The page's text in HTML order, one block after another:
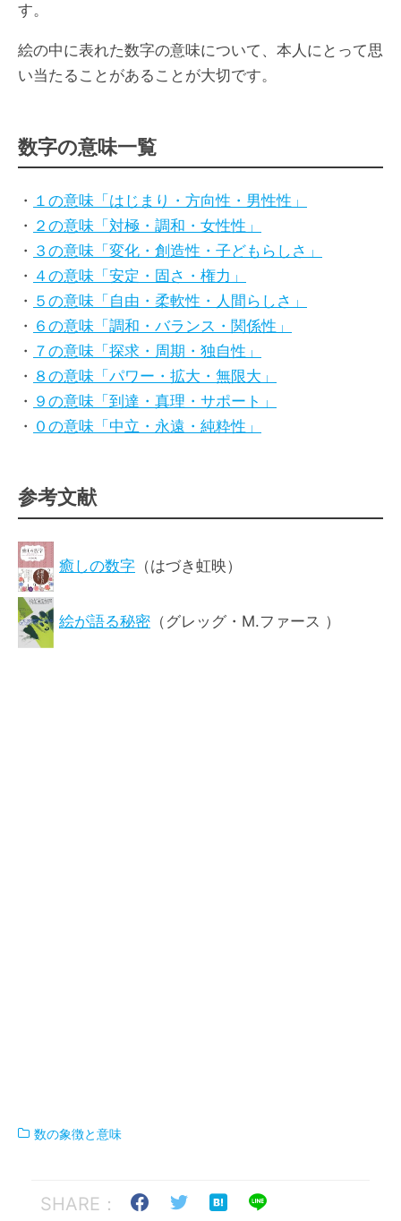
す。
絵の中に表れた数字の意味について、本人にとって思
い当たることがあることが大切です。
数字の意味一覧
・ １の意味「はじまり・方向性・男性性」
・ ２の意味「対極・調和・女性性」
・ ３の意味「変化・創造性・子どもらしさ」
・ ４の意味「安定・固さ・権力」
・ ５の意味「自由・柔軟性・人間らしさ」
・ ６の意味「調和・バランス・関係性」
・ ７の意味「探求・周期・独自性」
・ ８の意味「パワー・拡大・無限大」
・ ９の意味「到達・真理・サポート」
・ ０の意味「中立・永遠・純粋性」
参考文献
癒しの数字 （はづき虹映）
絵が語る秘密 （グレッグ・M.ファース ）
数の象徴と意味
SHARE：